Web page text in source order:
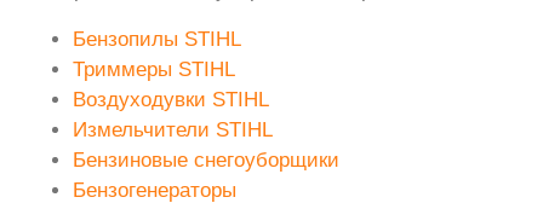
Бензопилы STIHL
Триммеры STIHL
Воздуходувки STIHL
Измельчители STIHL
Бензиновые снегоуборщики
Бензогенераторы